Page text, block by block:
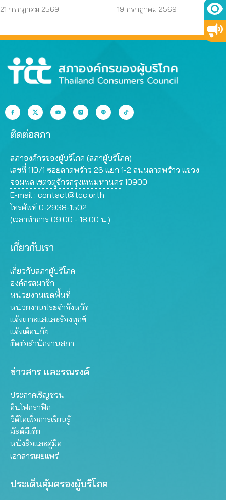
ใช้ พ.ร.ก. ไซเบอร์ เข้มข้น
21 กรกฎาคม 2569
กสทช.” เพื่อทวงคืนสิทธิ
ผู้บริโภคโทรคมนาคม
19 กรกฎาคม 2569
ติดต่อสภา
สภาองค์กรของผู้บริโภค (สภาผู้บริโภค)
เลขที่ 110/1 ซอยลาดพร้าว 26 แยก 1-2 ถนนลาดพร้าว แขวง
จอมพล เขตจตุจักรกรุงเทพมหานคร 10900
E-mail : contact@tcc.or.th
โทรศัพท์ 0-2938-1502
(เวลาทำการ 09.00 - 18.00 น.)
เกี่ยวกับเรา
เกี่ยวกับสภาผู้บริโภค
องค์กรสมาชิก
หน่วยงานเขตพื้นที่
หน่วยงานประจำจังหวัด
แจ้งเบาะแสและร้องทุกข์
แจ้งเตือนภัย
ติดต่อสำนักงานสภา
ข่าวสาร และรณรงค์
ประกาศเชิญชวน
อินโฟกราฟิก
วิดีโอเพื่อการเรียนรู้
มัลติมีเดีย
หนังสือและคู่มือ
เอกสารเผยแพร่
ประเด็นคุ้มครองผู้บริโภค